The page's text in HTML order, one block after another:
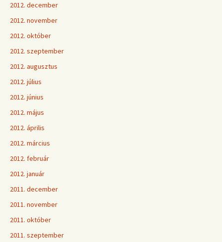
2012. december
2012. november
2012. október
2012. szeptember
2012. augusztus
2012. július
2012. június
2012. május
2012. április
2012. március
2012. február
2012. január
2011. december
2011. november
2011. október
2011. szeptember